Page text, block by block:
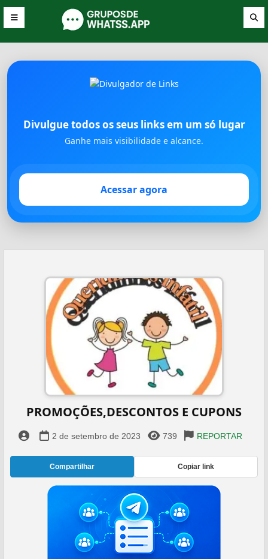
Divulgue todos os seus links em um só lugar
Ganhe mais visibilidade e alcance.
Acessar agora
PROMOÇÕES,DESCONTOS E CUPONS️
2 de setembro de 2023 739 REPORTAR
Compartilhar Copiar link